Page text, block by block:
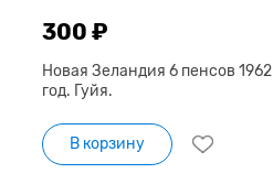
300 ₽
Новая Зеландия 6 пенсов 1962
год. Гуйя.
В корзину